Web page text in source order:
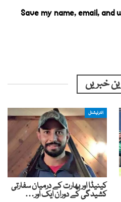
Save my name, email,
خبریں
انٹرنیشنل
کینیڈا اور بھارت کے درمیان سفارتی
کشیدگی کے دوران ایک اور…